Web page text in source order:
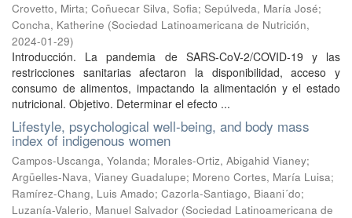
Crovetto, Mirta; Coñuecar Silva, Sofia; Sepúlveda, María José;
Concha, Katherine (Sociedad Latinoamericana de Nutrición,
2024-01-29)
Introducción. La pandemia de SARS-CoV-2/COVID-19 y las
restricciones sanitarias afectaron la disponibilidad, acceso y
consumo de alimentos, impactando la alimentación y el estado
nutricional. Objetivo. Determinar el efecto ...
Lifestyle, psychological well-being, and body mass
index of indigenous women
Campos-Uscanga, Yolanda; Morales-Ortiz, Abigahid Vianey;
Argüelles-Nava, Vianey Guadalupe; Moreno Cortes, María Luisa;
Ramírez-Chang, Luis Amado; Cazorla-Santiago, Biaani´do;
Luzanía-Valerio, Manuel Salvador (Sociedad Latinoamericana de